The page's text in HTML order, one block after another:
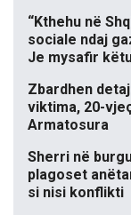
“Kthehu në
sociale ndaj
Je mysafir
Zbardhen
viktima, 20-
Armatosura
Sherri në
plagoset
si nisi konflikti